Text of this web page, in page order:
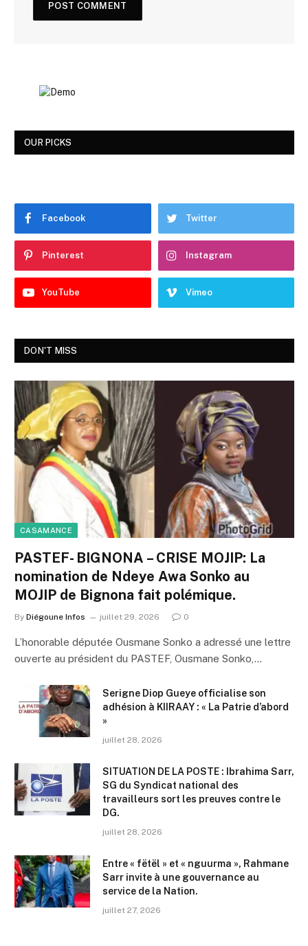
OUR PICKS
Facebook Twitter
Pinterest Instagram
YouTube Vimeo
DON'T MISS
CASAMANCE
PASTEF- BIGNONA – CRISE MOJIP: La
nomination de Ndeye Awa Sonko au
MOJIP de Bignona fait polémique.
By Diégoune Infos juillet 29, 2026 0
L’honorable députée Ousmane Sonko a adressé une lettre
ouverte au président du PASTEF, Ousmane Sonko,…
Serigne Diop Gueye officialise son
adhésion à KIIRAAY : « La Patrie d’abord
»
juillet 28, 2026
SITUATION DE LA POSTE : Ibrahima Sarr,
SG du Syndicat national des
travailleurs sort les preuves contre le
DG.
juillet 28, 2026
Entre « fëtël » et « nguurma », Rahmane
Sarr invite à une gouvernance au
service de la Nation.
juillet 27, 2026